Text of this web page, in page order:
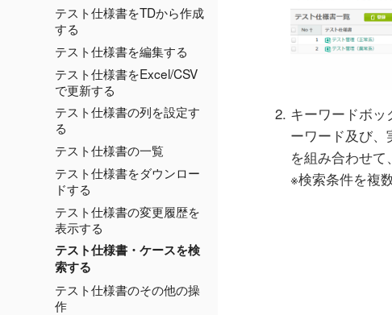
テスト仕様書をTDから作成
する
テスト仕様書を編集する
テスト仕様書をExcel/CSV
で更新する
テスト仕様書の列を設定す
る
テスト仕様書の一覧
テスト仕様書をダウンロー
ドする
テスト仕様書の変更履歴を
表示する
テスト仕様書・ケースを検
索する
テスト仕様書のその他の操
作
キーワードボ
ーワード及び
を組み合わせて
※検索条件を複